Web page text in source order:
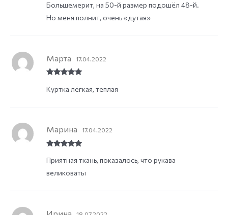
Большемерит, на 50-й размер подошёл 48-й.
Но меня полнит, очень «дутая»
of 5
Марта 17.04.2022
Куртка лёгкая, теплая
of 5
Марина 17.04.2022
Приятная ткань, показалось, что рукава
великоваты
Ирина